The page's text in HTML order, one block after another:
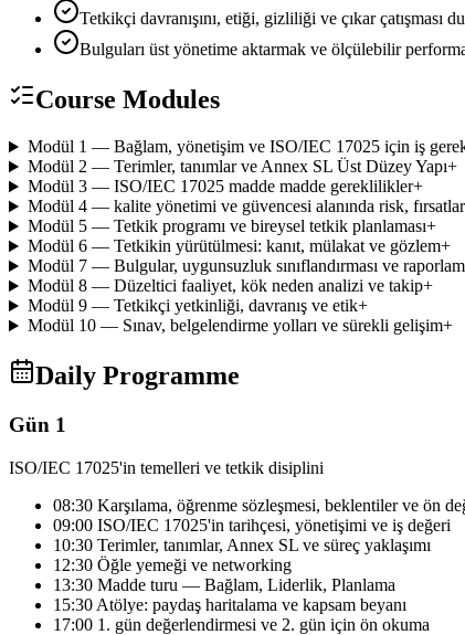
Tetkikçi davranışını, etiği, gizliliği ve çıkar çatışması
Bulguları üst yönetime aktarmak ve ölçülebilir
Course Modules
Modül 1 — Bağlam, yönetişim ve ISO/IEC 17025 için iş
Modül 2 — Terimler, tanımlar ve Annex SL Üst Düzey Yapı+
Modül 3 — ISO/IEC 17025 madde madde gereklilikler+
Modül 4 — kalite yönetimi ve güvencesi alanında risk,
Modül 5 — Tetkik programı ve bireysel tetkik planlaması+
Modül 6 — Tetkikin yürütülmesi: kanıt, mülakat ve gözlem+
Modül 7 — Bulgular, uygunsuzluk sınıflandırması ve
Modül 8 — Düzeltici faaliyet, kök neden analizi ve takip+
Modül 9 — Tetkikçi yetkinliği, davranış ve etik+
Modül 10 — Sınav, belgelendirme yolları ve sürekli gelişim+
Daily Programme
Gün 1
ISO/IEC 17025'in temelleri ve tetkik disiplini
08:30 Karşılama, öğrenme sözleşmesi, beklentiler ve ön
09:00 ISO/IEC 17025'in tarihçesi, yönetişimi ve iş değeri
10:30 Terimler, tanımlar, Annex SL ve süreç yaklaşımı
12:30 Öğle yemeği ve networking
13:30 Madde turu — Bağlam, Liderlik, Planlama
15:30 Atölye: paydaş haritalama ve kapsam beyanı
17:00 1. gün değerlendirmesi ve 2. gün için ön okuma